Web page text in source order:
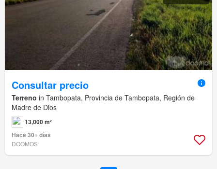
Consultar precio
Terreno in Tambopata, Provincia de Tambopata, Región de
Madre de Dios
13,000 m²
Hace 30+ días
DOOMOS